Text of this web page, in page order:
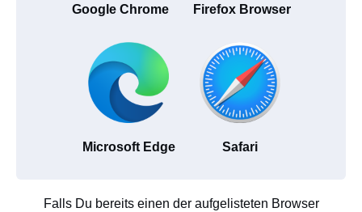
Google Chrome Firefox Browser
Microsoft Edge Safari
Falls Du bereits einen der aufgelisteten Browser